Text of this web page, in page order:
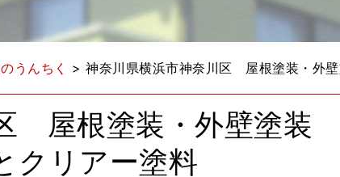
うんちく > 神奈川県横浜市神奈川区 屋根塗装・外
屋根塗装・外壁塗装
クリアー塗料